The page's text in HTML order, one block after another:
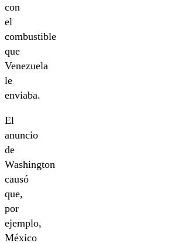
con
el
combustible
que
Venezuela
le
enviaba.
El
anuncio
de
Washington
causó
que,
por
ejemplo,
México